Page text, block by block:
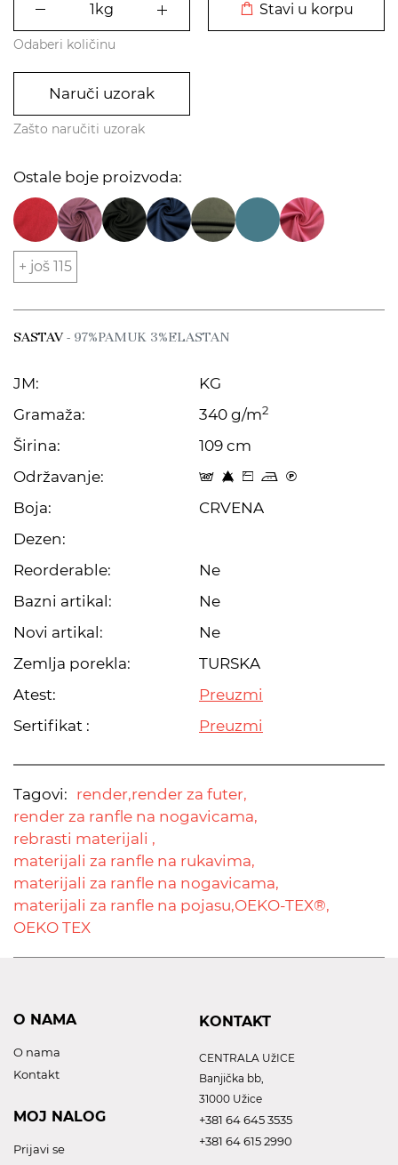
Stavi u korpu
Odaberi količinu
Naruči uzorak
Zašto naručiti uzorak
Ostale boje proizvoda:
+ još 115
SASTAV- 97%PAMUK 3%ELASTAN
JM:
KG
Gramaža:
340 g/m2
Širina:
109 cm
Održavanje:
t 8 Z p C
Boja:
CRVENA
Dezen:
Reorderable:
Ne
Bazni artikal:
Ne
Novi artikal:
Ne
Zemlja porekla:
TURSKA
Atest:
Preuzmi
Sertifikat :
Preuzmi
Tagovi: render,render za futer,
render za ranfle na nogavicama,
rebrasti materijali ,
materijali za ranfle na rukavima,
materijali za ranfle na nogavicama,
materijali za ranfle na pojasu,OEKO-TEX®,
OEKO TEX
O NAMA
O nama
Kontakt
MOJ NALOG
Prijavi se
KONTAKT
CENTRALA UžICE
Banjička bb,
31000 Užice
+381 64 645 3535
+381 64 615 2990